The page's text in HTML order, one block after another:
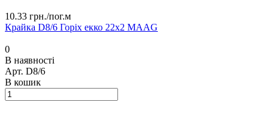
10.33 грн./пог.м
Крайка D8/6 Горіх екко 22х2 MАAG
0
В наявності
Арт. D8/6
В кошик